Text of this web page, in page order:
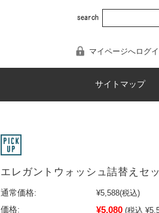
マイページへログ
サイトマップ
エレガントウォッシュ詰替えセ
通常価格: ¥5,588(税込)
価格:
¥5,080 (税込